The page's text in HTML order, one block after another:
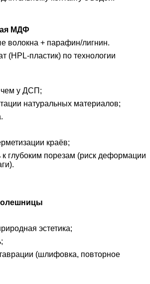
МДФ
волокна + парафин/лигнин.
(HPL‑пластик) по технологии
чем у ДСП;
натуральных материалов;
краёв;
к глубоким порезам (риск деформации
эстетика;
(шлифовка, повторное